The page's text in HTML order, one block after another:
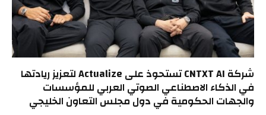
شركة CNTXT AI تستحوذ على Actualize لتعزيز ريادتها
في الذكاء الاصطناعي الصوتي العربي للمؤسسات
والجهات الحكومية في دول مجلس التعاون الخليجي